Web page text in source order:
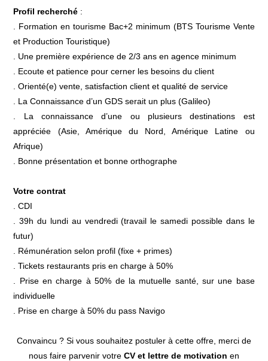
Profil recherché :
. Formation en tourisme Bac+2 minimum (BTS Tourisme Vente
et Production Touristique)
. Une première expérience de 2/3 ans en agence minimum
. Ecoute et patience pour cerner les besoins du client
. Orienté(e) vente, satisfaction client et qualité de service
. La Connaissance d’un GDS serait un plus (Galileo)
. La connaissance d’une ou plusieurs destinations est
appréciée (Asie, Amérique du Nord, Amérique Latine ou
Afrique)
. Bonne présentation et bonne orthographe
Votre contrat
. CDI
. 39h du lundi au vendredi (travail le samedi possible dans le
futur)
. Rémunération selon profil (fixe + primes)
. Tickets restaurants pris en charge à 50%
. Prise en charge à 50% de la mutuelle santé, sur une base
individuelle
. Prise en charge à 50% du pass Navigo
Convaincu ? Si vous souhaitez postuler à cette offre, merci de
nous faire parvenir votre CV et lettre de motivation en